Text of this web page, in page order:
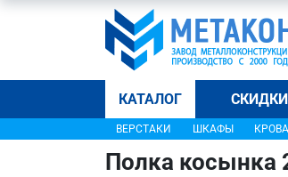
КАТАЛОГ СКИДКИ
ВЕРСТАКИ ШКАФЫ
Полка косынка